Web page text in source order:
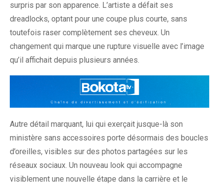
surpris par son apparence. L’artiste a défait ses
dreadlocks, optant pour une coupe plus courte, sans
toutefois raser complètement ses cheveux. Un
changement qui marque une rupture visuelle avec l’image
qu’il affichait depuis plusieurs années.
Autre détail marquant, lui qui exerçait jusque-là son
ministère sans accessoires porte désormais des boucles
d’oreilles, visibles sur des photos partagées sur les
réseaux sociaux. Un nouveau look qui accompagne
visiblement une nouvelle étape dans la carrière et le